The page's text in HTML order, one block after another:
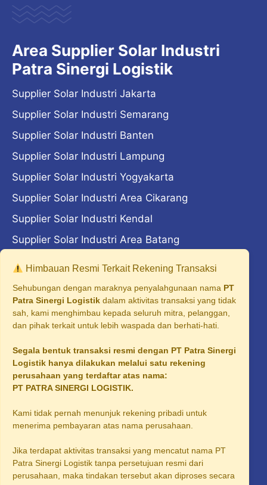
Area Supplier Solar Industri
Patra Sinergi Logistik
Supplier Solar Industri Jakarta
Supplier Solar Industri Semarang
Supplier Solar Industri Banten
Supplier Solar Industri Lampung
Supplier Solar Industri Yogyakarta
Supplier Solar Industri Area Cikarang
Supplier Solar Industri Kendal
Supplier Solar Industri Area Batang
Supplier Solar Industri Cilegon
Supplier Solar Industri Surabaya
Supplier Solar Industri Malang
Supplier Solar Industri Tangerang
Supplier Solar Industri Sidoarjo
Supplier Solar Industri Area Bogor
Supplier Solar Industri Area Solo
Himbauan Resmi Terkait Rekening Transaksi
Sehubungan dengan maraknya penyalahgunaan nama PT
Patra Sinergi Logistik dalam aktivitas transaksi yang tidak
sah, kami menghimbau kepada seluruh mitra, pelanggan,
dan pihak terkait untuk lebih waspada dan berhati-hati.
Segala bentuk transaksi resmi dengan PT Patra Sinergi
Logistik hanya dilakukan melalui satu rekening
perusahaan yang terdaftar atas nama:
PT PATRA SINERGI LOGISTIK.
Kami tidak pernah menunjuk rekening pribadi untuk
menerima pembayaran atas nama perusahaan.
Jika terdapat aktivitas transaksi yang mencatut nama PT
Patra Sinergi Logistik tanpa persetujuan resmi dari
perusahaan, maka tindakan tersebut akan diproses secara